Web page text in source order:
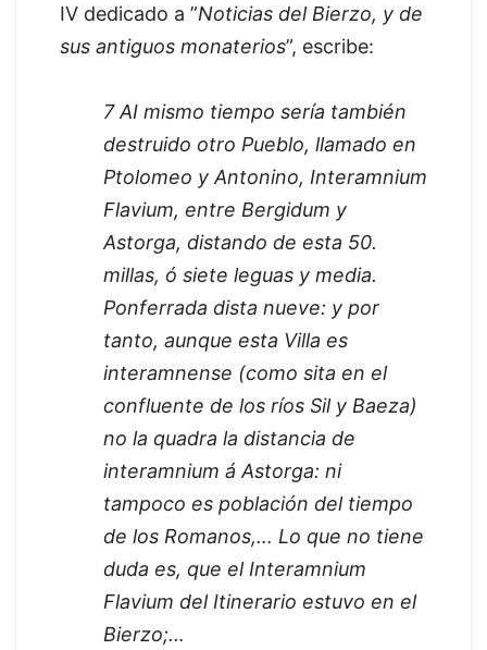
IV dedicado a ”Noticias del Bierzo, y de
sus antiguos monaterios”, escribe:
7 AI mismo tiempo sería también
destruido otro Pueblo, llamado en
Ptolomeo y Antonino, Interamnium
Flavium, entre Bergidum y
Astorga, distando de esta 50.
millas, ó siete leguas y media.
Ponferrada dista nueve: y por
tanto, aunque esta Villa es
interamnense (como sita en el
confluente de los ríos Sil y Baeza)
no la quadra la distancia de
interamnium á Astorga: ni
tampoco es población del tiempo
de los Romanos,… Lo que no tiene
duda es, que el Interamnium
Flavium del Itinerario estuvo en el
Bierzo;…